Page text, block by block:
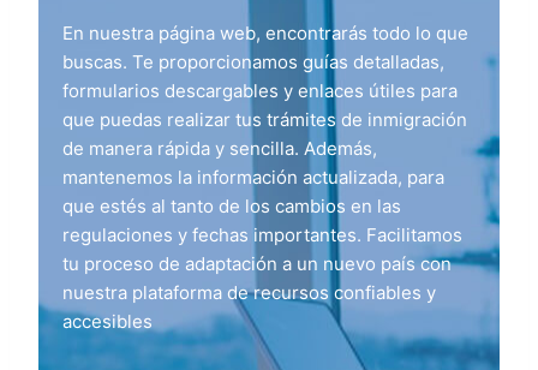
En nuestra página web, encontrarás todo lo que
buscas. Te proporcionamos guías detalladas,
formularios descargables y enlaces útiles para
que puedas realizar tus trámites de inmigración
de manera rápida y sencilla. Además,
mantenemos la información actualizada, para
que estés al tanto de los cambios en las
regulaciones y fechas importantes. Facilitamos
tu proceso de adaptación a un nuevo país con
nuestra plataforma de recursos confiables y
accesibles